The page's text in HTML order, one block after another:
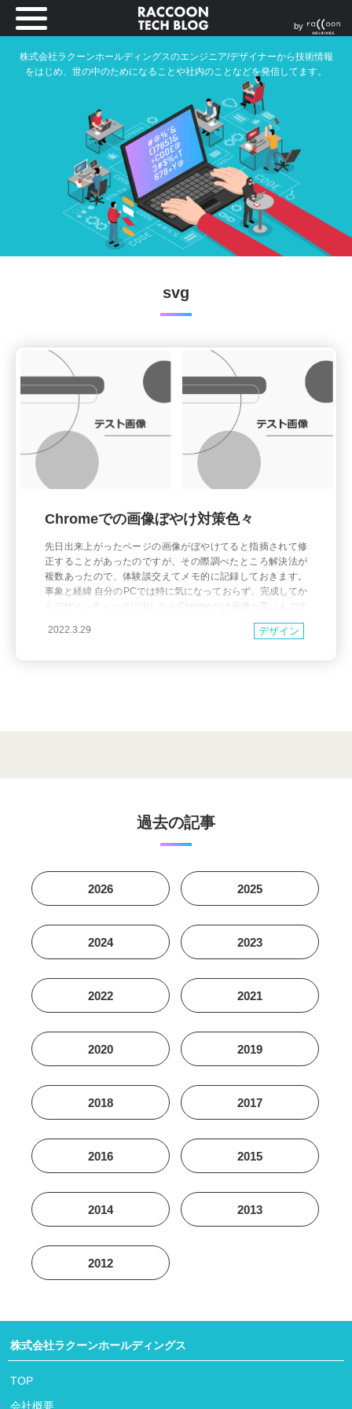
株式会社ラクーンホールディングスのエンジニア/デザイナーから技術情報
をはじめ、世の中のためになることや社内のことなどを発信してます。
by
svg
Chromeでの画像ぼやけ対策色々
先日出来上がったページの画像がぼやけてると指摘されて修
正することがあったのですが、その際調べたところ解決法が
複数あったので、体験談交えてメモ的に記録しておきます。
事象と経緯 自分のPCでは特に気になっておらず、完成してか
らデザインチェックに出したらChromeだけ画像が荒いんです
が、と指摘が上がりました。 ブラウザごとの見え方のサンプ
ルも添えてご指摘いただいたのですが、これが結構ひどく、1
2022.3.29 デザイン
過去の記事
2026 2025
2024 2023
2022 2021
2020 2019
2018 2017
2016 2015
2014 2013
2012
株式会社ラクーンホールディングス
TOP
会社概要